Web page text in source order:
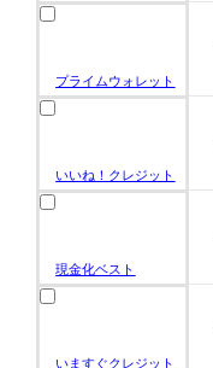
プライムウォレット
いいね！クレジット
現金化ベスト
いますぐクレジット